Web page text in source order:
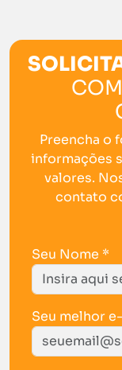
Preencha o
informações
valores.
contato
Seu Nome *
Seu melhor